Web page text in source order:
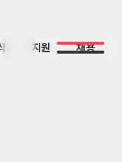
지원 채용